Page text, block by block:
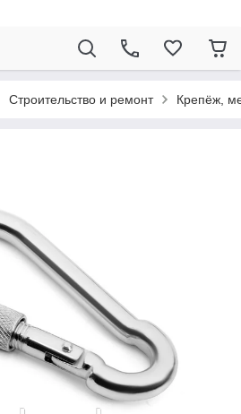
Строительство и ремонт Крепёж,